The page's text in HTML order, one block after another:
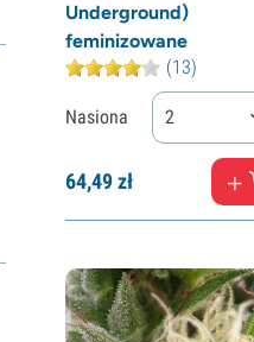
Underground)
feminizowane
(13)
Nasiona 2
64,49zł